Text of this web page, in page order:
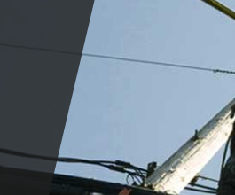
confiant à
le dégagement
Pour les propriétaires et les
procéder à une taille de branches
sécuriser au maximum l’opération